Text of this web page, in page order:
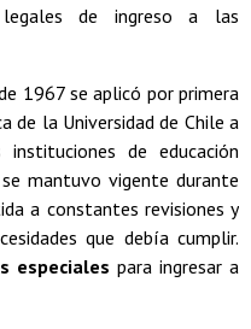
de ingreso a las
1967 se aplicó por primera
de la Universidad de Chile a
de educación
mantuvo vigente durante
a constantes revisiones y
que debía cumplir.
especiales para ingresar a